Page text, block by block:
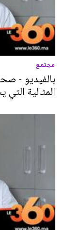
مجتمع
بالفيديو -
المثالية